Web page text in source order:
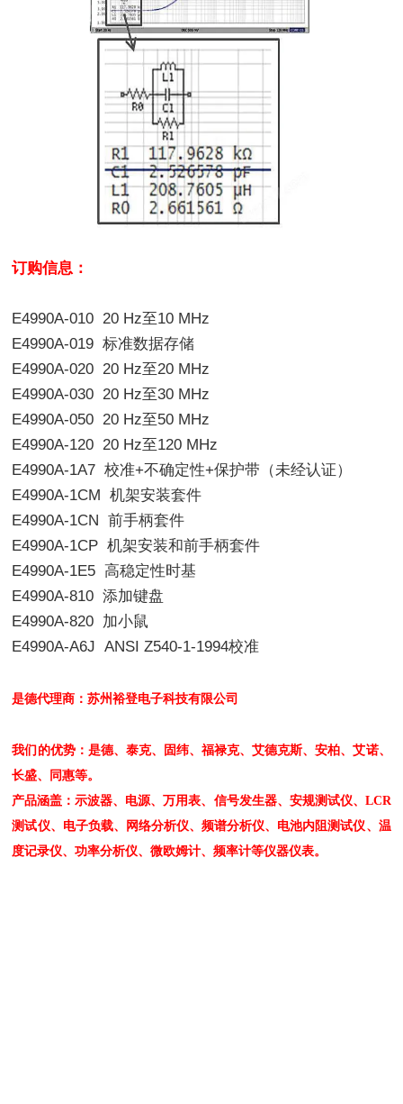
订购信息：
E4990A-010 20 Hz至10 MHz
E4990A-019标准数据存储
E4990A-020 20 Hz至20 MHz
E4990A-030 20 Hz至30 MHz
E4990A-050 20 Hz至50 MHz
E4990A-120 20 Hz至120 MHz
E4990A-1A7校准+不确定性+保护带（未经认证）
E4990A-1CM机架安装套件
E4990A-1CN前手柄套件
E4990A-1CP机架安装和前手柄套件
E4990A-1E5 高稳定性时基
E4990A-810添加键盘
E4990A-820 加小鼠
E4990A-A6J ANSI Z540-1-1994校准
是德代理商：苏州裕登电子科技有限公司
我们的优势：是德、泰克、固纬、福禄克、艾德克斯、安柏、艾诺、
长盛、同惠等。
产品涵盖：示波器、电源、万用表、信号发生器、安规测试仪、LCR
测试仪、电子负载、网络分析仪、频谱分析仪、电池内阻测试仪、温
度记录仪、功率分析仪、微欧姆计、频率计等仪器仪表。